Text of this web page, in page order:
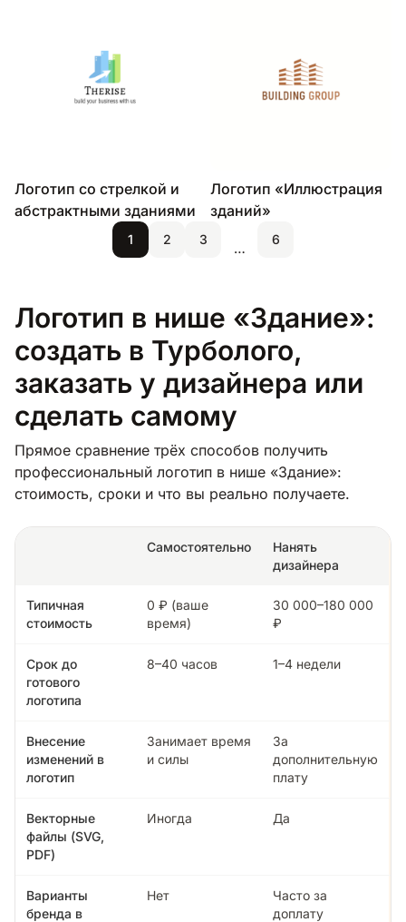
Логотип со стрелкой и
абстрактными зданиями
Логотип «Иллюстрация
зданий»
1 2 3
…
6
Логотип в нише «Здание»:
создать в Турболого,
заказать у дизайнера или
сделать самому
Прямое сравнение трёх способов получить
профессиональный логотип в нише «Здание»:
стоимость, сроки и что вы реально получаете.
Самостоятельно
Нанять
дизайнера
Типичная
стоимость
0 ₽ (ваше
время)
30 000–180 000
₽
Срок до
готового
логотипа
8–40 часов 1–4 недели
Внесение
изменений в
логотип
Занимает время
и силы
За
дополнительную
плату
Векторные
файлы (SVG,
PDF)
Иногда Да
Варианты
бренда в
Нет
Часто за
доплату